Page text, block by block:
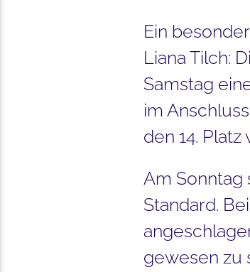
Ein
Liana Tilch:
Samstag
im
den 14. Platz
Am Sonntag
Standard.
gewesen zu